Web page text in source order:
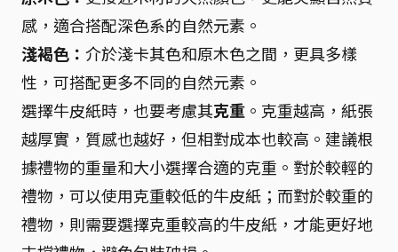
感，適合搭配深色系的自然元素。
淺褐色： 介於淺卡其色和原木色之間，更具多樣
性，可搭配更多不同的自然元素。
選擇牛皮紙時，也要考慮其克重 。克重越高，紙張
越厚實，質感也越好，但相對成本也較高。建議根
據禮物的重量和大小選擇合適的克重。對於較輕的
禮物，可以使用克重較低的牛皮紙；而對於較重的
禮物，則需要選擇克重較高的牛皮紙，才能更好地